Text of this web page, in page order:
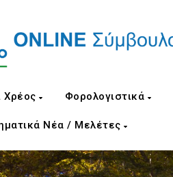
Χρέος Φορολογιστικά
Νέα / Μελέτες